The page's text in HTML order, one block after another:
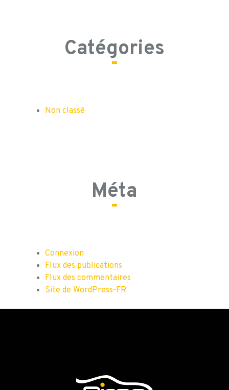
Catégories
Non classé
Méta
Connexion
Flux des publications
Flux des commentaires
Site de WordPress-FR